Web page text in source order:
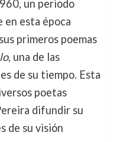
un periodo
en esta época
primeros poemas
, una de las
de su tiempo. Esta
poetas
difundir su
de su visión